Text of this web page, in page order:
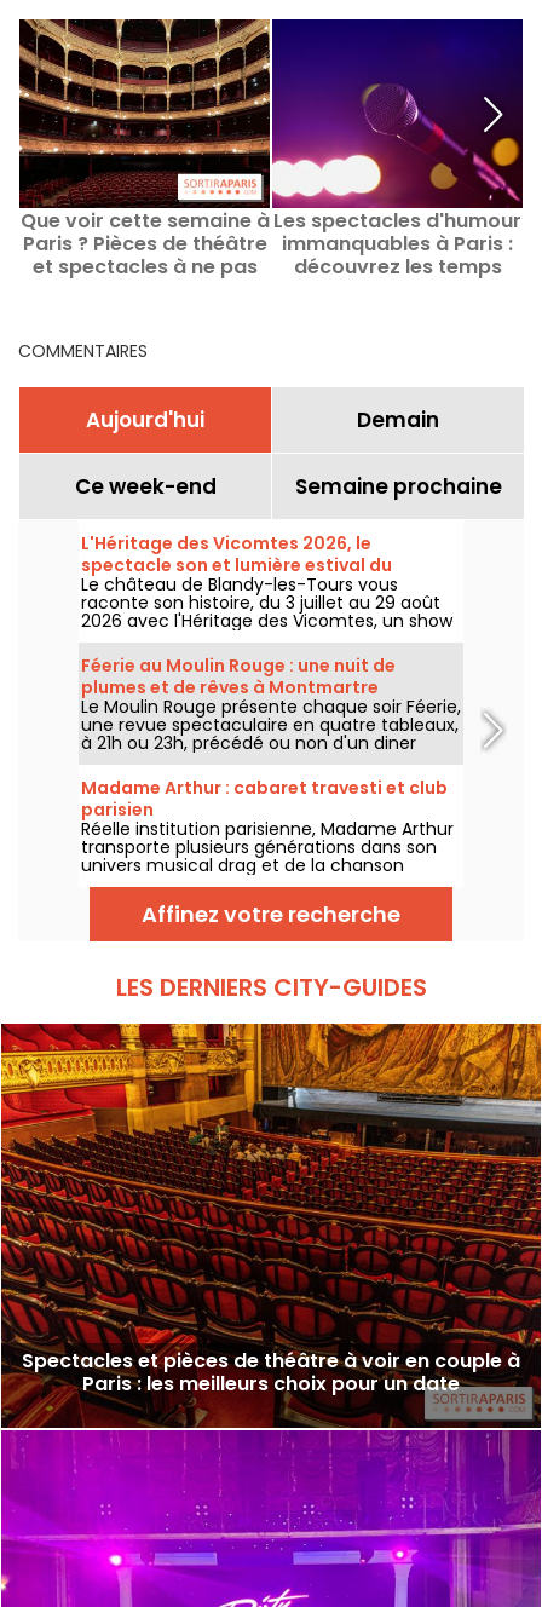
Que voir cette semaine à
Paris ? Pièces de théâtre
et spectacles à ne pas
Les spectacles d'humour
immanquables à Paris :
découvrez les temps
COMMENTAIRES
Aujourd'hui Demain
Ce week-end Semaine prochaine
L'Héritage des Vicomtes 2026, le
spectacle son et lumière estival du
château de Blandy-les-Tours
Le château de Blandy-les-Tours vous
raconte son histoire, du 3 juillet au 29 août
2026 avec l'Héritage des Vicomtes, un show
son et lumière pour traverser les siècles et
découvrir ce château médiéval. Nous
sommes allés à sa découverte, voici en
partie ce qui vous attend.
Féerie au Moulin Rouge : une nuit de
plumes et de rêves à Montmartre
Le Moulin Rouge présente chaque soir Féerie,
une revue spectaculaire en quatre tableaux,
à 21h ou 23h, précédé ou non d'un diner
imaginé par leur chef.
Madame Arthur : cabaret travesti et club
parisien
Réelle institution parisienne, Madame Arthur
transporte plusieurs générations dans son
univers musical drag et de la chanson
française !
Affinez votre recherche
LES DERNIERS CITY-GUIDES
Spectacles et pièces de théâtre à voir en couple à
Paris : les meilleurs choix pour un date